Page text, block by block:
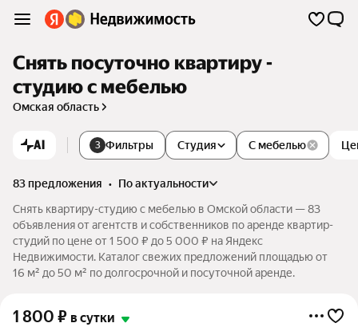
Снять посуточно квартиру -
студию с мебелью
Омская область
AI 3 Фильтры Студия С мебелью
83 предложения •
по актуальности
Снять квартиру-студию с мебелью в Омской области — 83
объявления от агентств и собственников по аренде квартир-
студий по цене от 1 500 ₽ до 5 000 ₽ на Яндекс
Недвижимости. Каталог свежих предложений площадью от
16 м² до 50 м² по долгосрочной и посуточной аренде.
1 800 ₽ в сутки